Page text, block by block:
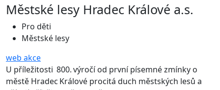
Městské lesy Hradec Králové a.s.
Pro děti
Městské lesy
web akce
U příležitosti 800. výročí od první písemné zmínky o
městě Hradec Králové procitá duch městských lesů a